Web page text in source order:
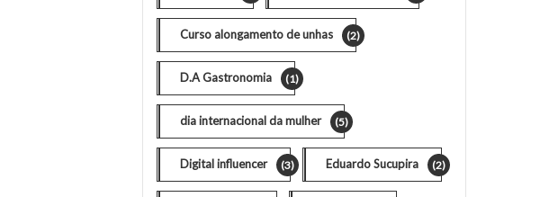
Curso alongamento de unhas (2)
D.A Gastronomia (1)
dia internacional da mulher (5)
Digital influencer (3) Eduardo Sucupira (2)